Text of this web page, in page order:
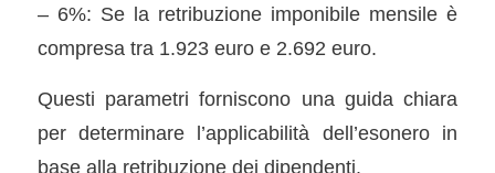
– 6%: Se la retribuzione imponibile mensile è
compresa tra 1.923 euro e 2.692 euro.
Questi parametri forniscono una guida chiara
per determinare l’applicabilità dell’esonero in
base alla retribuzione dei dipendenti.